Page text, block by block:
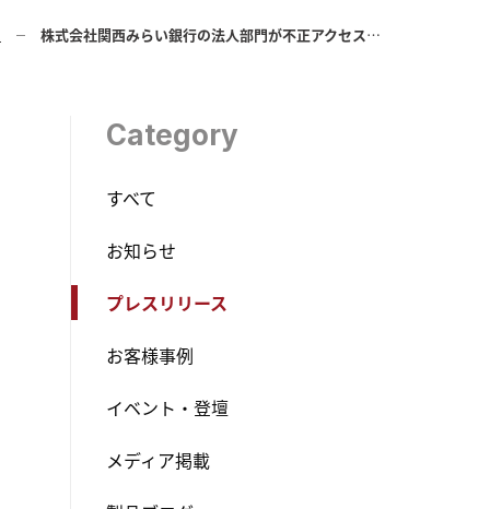
株式会社関西みらい銀行の法人部門が不正アクセス検知サービス「Fraud Alert」を導入
Category
すべて
お知らせ
プレスリリース
お客様事例
イベント・登壇
メディア掲載